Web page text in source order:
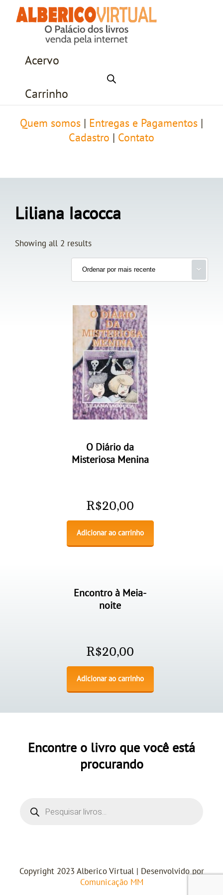
Acervo
Carrinho
Quem somos Entregas e Pagamentos
Cadastro
Contato
Liliana Iacocca
Showing all 2 results
O Diário da
Misteriosa Menina
R$20,00
Adicionar ao carrinho
Encontro à Meia-
noite
R$20,00
Adicionar ao carrinho
Encontre o livro que você está
procurando
Copyright 2023 Alberico Virtual | Desenvolvido por
Comunicação MM